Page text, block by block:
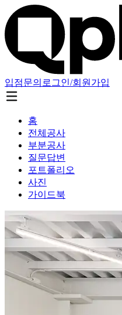
입점문의 로그인/회원가입
홈
전체공사
부분공사
질문답변
포트폴리오
사진
가이드북